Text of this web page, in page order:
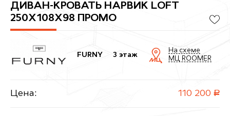
ДИВАН-КРОВАТЬ НАРВИК LOFT
250X108X98 ПРОМО
FURNY 3 этаж
На схеме
МЦ ROOMER
Цена: 110 200 руб.